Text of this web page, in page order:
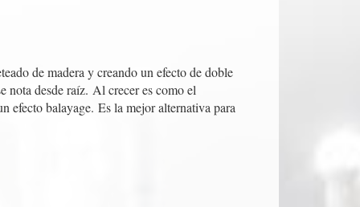
de madera y creando un efecto de doble
nota desde raíz. Al crecer es como el
efecto balayage. Es la mejor alternativa para